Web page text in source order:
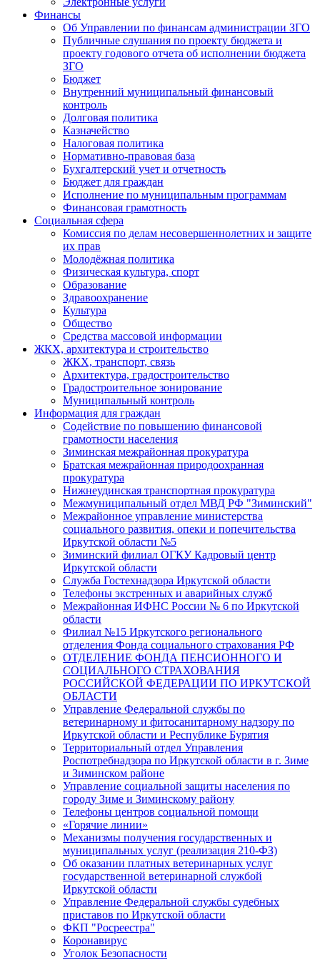
Финансы
Об Управлении по финансам администрации ЗГО
Публичные слушания по проекту бюджета и
проекту годового отчета об исполнении бюджета
ЗГО
Бюджет
Внутренний муниципальный финансовый
контроль
Долговая политика
Казначейство
Налоговая политика
Нормативно-правовая база
Бухгалтерский учет и отчетность
Бюджет для граждан
Исполнение по муниципальным программам
Финансовая грамотность
Социальная сфера
Комиссия по делам несовершеннолетних и защите
их прав
Молодёжная политика
Физическая культура, спорт
Образование
Здравоохранение
Культура
Общество
Средства массовой информации
ЖКХ, архитектура и строительство
ЖКХ, транспорт, связь
Архитектура, градостроительство
Градостроительное зонирование
Муниципальный контроль
Информация для граждан
Содействие по повышению финансовой
грамотности населения
Зиминская межрайонная прокуратура
Братская межрайонная природоохранная
прокуратура
Нижнеудинская транспортная прокуратура
Межмуниципальный отдел МВД РФ "Зиминский"
Межрайонное управление министерства
социального развития, опеки и попечительства
Иркутской области №5
Зиминский филиал ОГКУ Кадровый центр
Иркутской области
Служба Гостехнадзора Иркутской области
Телефоны экстренных и аварийных служб
Межрайонная ИФНС России № 6 по Иркутской
области
Филиал №15 Иркутского регионального
отделения Фонда социального страхования РФ
ОТДЕЛЕНИЕ ФОНДА ПЕНСИОННОГО И
СОЦИАЛЬНОГО СТРАХОВАНИЯ
РОССИЙСКОЙ ФЕДЕРАЦИИ ПО ИРКУТСКОЙ
ОБЛАСТИ
Управление Федеральной службы по
ветеринарному и фитосанитарному надзору по
Иркутской области и Республике Бурятия
Территориальный отдел Управления
Роспотребнадзора по Иркутской области в г. Зиме
и Зиминском районе
Управление социальной защиты населения по
городу Зиме и Зиминскому району
Телефоны центров социальной помощи
«Горячие линии»
Механизмы получения государственных и
муниципальных услуг (реализация 210-ФЗ)
Об оказании платных ветеринарных услуг
государственной ветеринарной службой
Иркутской области
Управление Федеральной службы судебных
приставов по Иркутской области
ФКП "Росреестра"
Коронавирус
Уголок Безопасности